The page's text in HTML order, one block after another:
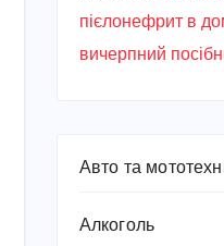
пієлонефрит в
вичерпний
Авто та
Алкоголь